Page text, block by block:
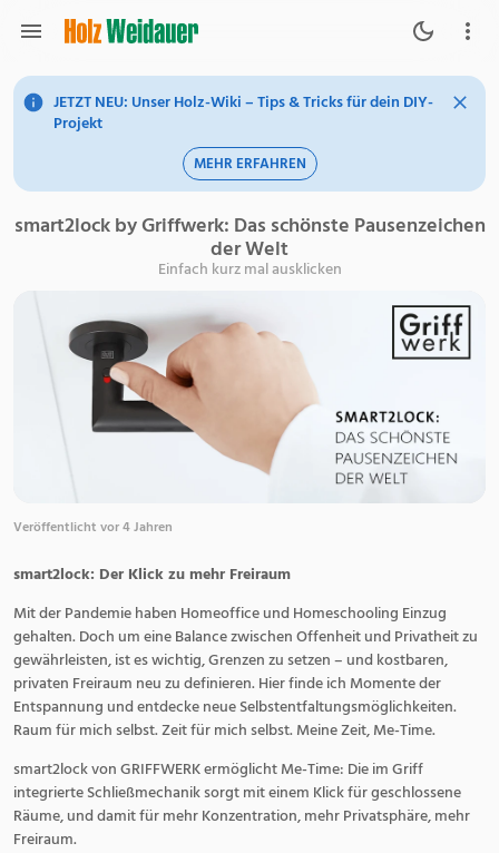
JETZT NEU: Unser Holz-Wiki – Tips & Tricks für dein DIY-
Projekt
MEHR ERFAHREN
smart2lock by Griffwerk: Das schönste Pausenzeichen
der Welt
Einfach kurz mal ausklicken
Veröffentlicht vor 4 Jahren
smart2lock: Der Klick zu mehr Freiraum
Mit der Pandemie haben Homeoffice und Homeschooling Einzug
gehalten. Doch um eine Balance zwischen Offenheit und Privatheit zu
gewährleisten, ist es wichtig, Grenzen zu setzen – und kostbaren,
privaten Freiraum neu zu definieren. Hier finde ich Momente der
Entspannung und entdecke neue Selbstentfaltungsmöglichkeiten.
Raum für mich selbst. Zeit für mich selbst. Meine Zeit, Me-Time.
smart2lock von GRIFFWERK ermöglicht Me-Time: Die im Griff
integrierte Schließmechanik sorgt mit einem Klick für geschlossene
Räume, und damit für mehr Konzentration, mehr Privatsphäre, mehr
Freiraum.